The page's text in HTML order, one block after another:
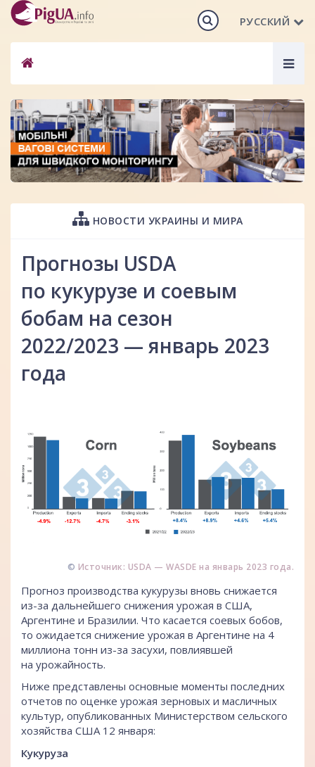
РУССКИЙ
НОВОСТИ УКРАИНЫ И МИРА
Прогнозы USDA
по кукурузе и соевым
бобам на сезон
2022/2023 — январь 2023
года
© Источник: USDA — WASDE на январь 2023 года.
Прогноз производства кукурузы вновь снижается
из-за дальнейшего снижения урожая в США,
Аргентине и Бразилии. Что касается соевых бобов,
то ожидается снижение урожая в Аргентине на 4
миллиона тонн из-за засухи, повлиявшей
на урожайность.
Ниже представлены основные моменты последних
отчетов по оценке урожая зерновых и масличных
культур, опубликованных Министерством сельского
хозяйства США 12 января:
Кукуруза